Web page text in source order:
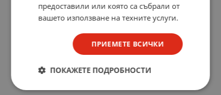
предоставили или която са събрали от
вашето използване на техните услуги.
ПРИЕМЕТЕ ВСИЧКИ
ПОКАЖЕТЕ ПОДРОБНОСТИ